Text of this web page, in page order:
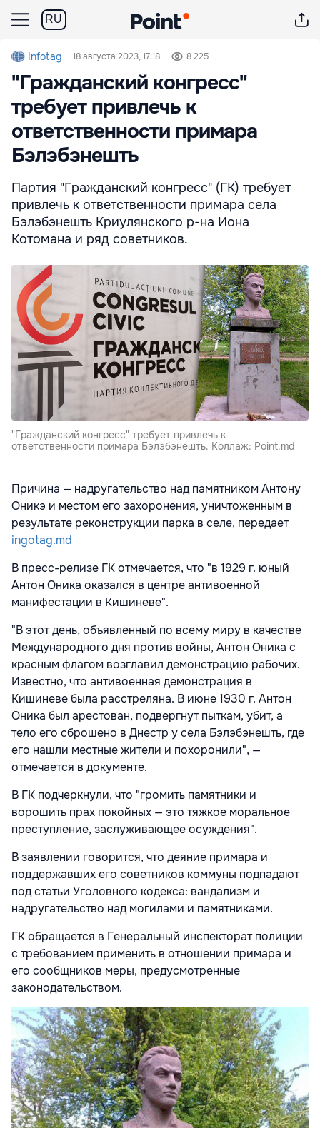
RU
Infotag 18 августа 2023, 17:18 8 225
"Гражданский конгресс"
требует привлечь к
ответственности примара
Бэлэбэнешть
Партия "Гражданский конгресс" (ГК) требует
привлечь к ответственности примара села
Бэлэбэнешть Криулянского р-на Иона
Котомана и ряд советников.
"Гражданский конгресс" требует привлечь к
ответственности примара Бэлэбэнешть. Коллаж: Point.md
Причина — надругательство над памятником Антону
Оникэ и местом его захоронения, уничтоженным в
результате реконструкции парка в селе, передает
ingotag.md
В пресс-релизе ГК отмечается, что "в 1929 г. юный
Антон Оника оказался в центре антивоенной
манифестации в Кишиневе".
"В этот день, объявленный по всему миру в качестве
Международного дня против войны, Антон Оника с
красным флагом возглавил демонстрацию рабочих.
Известно, что антивоенная демонстрация в
Кишиневе была расстреляна. В июне 1930 г. Антон
Оника был арестован, подвергнут пыткам, убит, а
тело его сброшено в Днестр у села Бэлэбэнешть, где
его нашли местные жители и похоронили", —
отмечается в документе.
В ГК подчеркнули, что "громить памятники и
ворошить прах покойных — это тяжкое моральное
преступление, заслуживающее осуждения".
В заявлении говорится, что деяние примара и
поддержавших его советников коммуны подпадают
под статьи Уголовного кодекса: вандализм и
надругательство над могилами и памятниками.
ГК обращается в Генеральный инспекторат полиции
с требованием применить в отношении примара и
его сообщников меры, предусмотренные
законодательством.